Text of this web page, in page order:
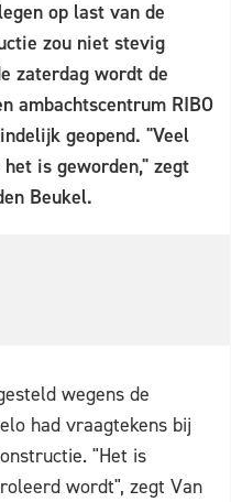
op last van de
zou niet stevig
zaterdag wordt de
ambachtscentrum RIBO
geopend. "Veel
is geworden," zegt
Beukel.
wegens de
had vraagtekens bij
"Het is
wordt", zegt Van